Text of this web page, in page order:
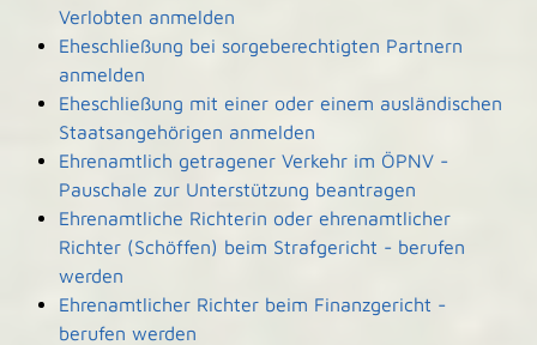
Verlobten anmelden
Eheschließung bei sorgeberechtigten Partnern
anmelden
Eheschließung mit einer oder einem ausländischen
Staatsangehörigen anmelden
Ehrenamtlich getragener Verkehr im ÖPNV -
Pauschale zur Unterstützung beantragen
Ehrenamtliche Richterin oder ehrenamtlicher
Richter (Schöffen) beim Strafgericht - berufen
werden
Ehrenamtlicher Richter beim Finanzgericht -
berufen werden